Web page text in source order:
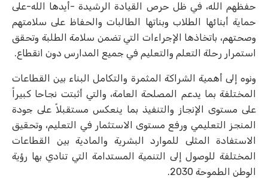
حفظهم الله، في ظل حرص القيادة الرشيدة -أيدها الله-على
حماية أبنائها الطلاب وبناتها الطالبات والحفاظ على سلامتهم
وصحتهم، باتخاذها الإجراءات التي تضمن سلامة الطلبة وتحقق
استمرار رحلة التعلم والتعليم في جميع المدارس دون انقطاع.
ونوه إلى أهمية الشراكة المثمرة والتكامل البناء بين القطاعات
المختلفة بما يدعم المصلحة العامة، والتي أثبتت نجاحا كبيراً
على مستوى الإنجاز والتنفيذ بما ينعكس مستقبلاً على جودة
المنجز التعليمي ورفع مستوى الاستثمار في التعليم، وتحقيق
الاستفادة المثلى للموارد البشرية والمادية بين القطاعات
المختلفة للوصول إلى التنمية المستدامة التي تنادي بها رؤية
الوطن الطموحة 2030.